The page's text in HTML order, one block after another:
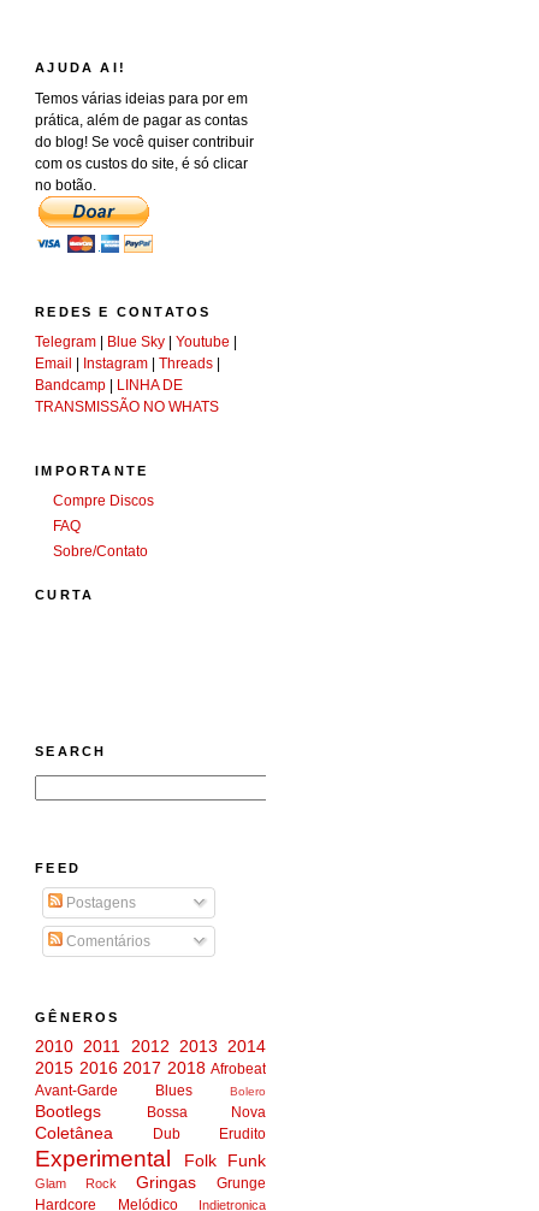
AJUDA AI!
Temos várias ideias para por em
prática, além de pagar as contas
do blog! Se você quiser contribuir
com os custos do site, é só clicar
no botão.
REDES E CONTATOS
Telegram | Blue Sky |Youtube |
Email | Instagram |Threads |
Bandcamp | LINHA DE
TRANSMISSÃO NO WHATS
IMPORTANTE
Compre Discos
FAQ
Sobre/Contato
CURTA
SEARCH
FEED
Postagens
Comentários
GÊNEROS
2010 2011 2012 2013 2014
2015 2016 2017 2018 Afrobeat
Avant-Garde
Blues Bolero
Bootlegs Bossa Nova
Coletânea Dub Erudito
Experimental Folk Funk
Glam Rock Gringas
Grunge
Hardcore Melódico
Indietronica